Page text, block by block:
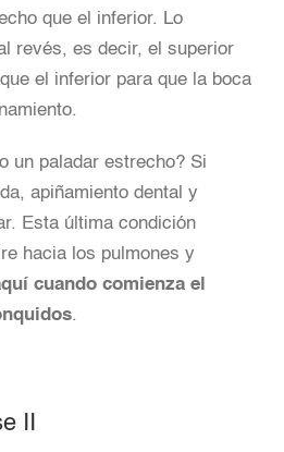
que el inferior. Lo
revés, es decir, el superior
el inferior para que la boca
un paladar estrecho? Si
apiñamiento dental y
Esta última condición
hacia los pulmones y
cuando comienza el
.
II